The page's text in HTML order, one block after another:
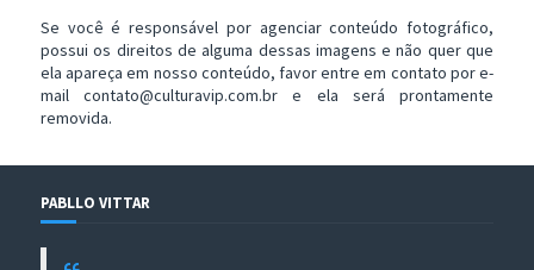
Se você é responsável por agenciar conteúdo fotográfico,
possui os direitos de alguma dessas imagens e não quer que
ela apareça em nosso conteúdo, favor entre em contato por e-
mail contato@culturavip.com.br e ela será prontamente
removida.
PABLLO VITTAR